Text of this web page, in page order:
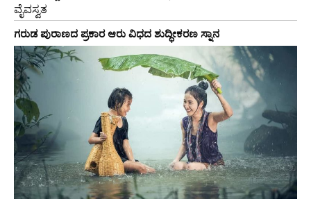
ವೈವಸ್ವತ
ಗರುಡ ಪುರಾಣದ ಪ್ರಕಾರ ಆರು ವಿಧದ ಶುದ್ಧೀಕರಣ ಸ್ನಾನ